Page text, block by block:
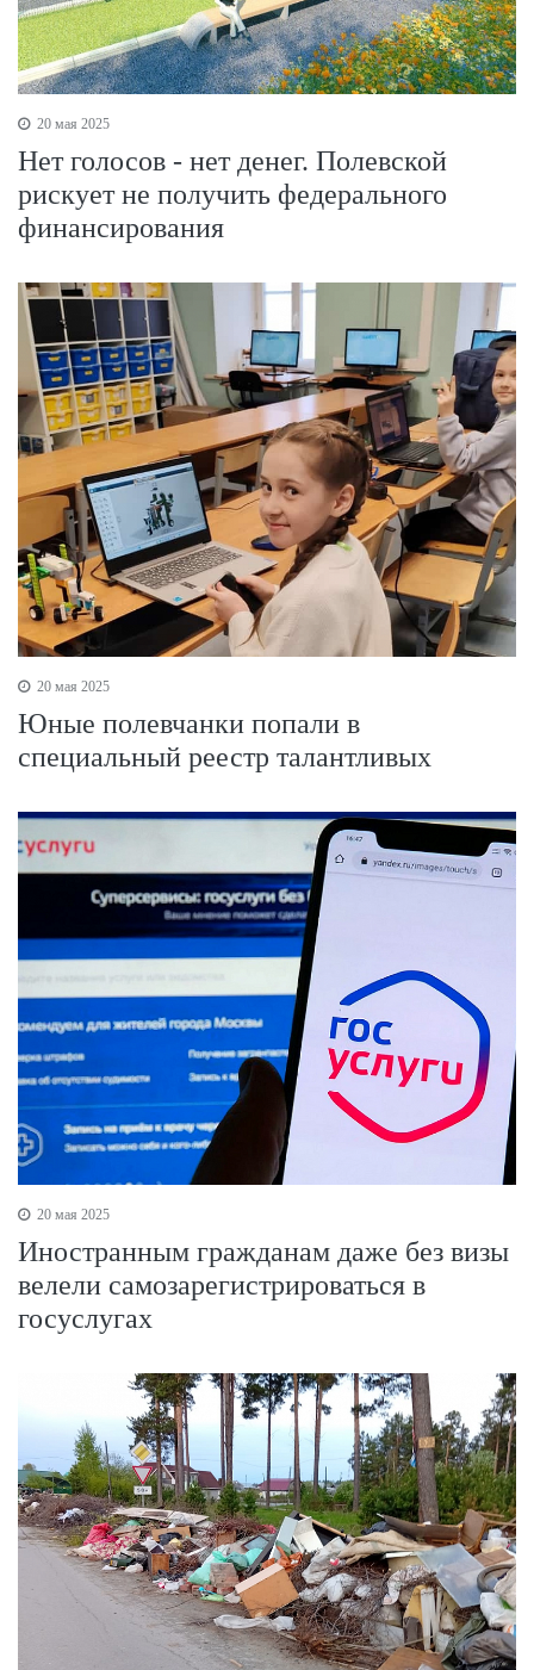
20 мая 2025
Нет голосов - нет денег. Полевской
рискует не получить федерального
финансирования
20 мая 2025
Юные полевчанки попали в
специальный реестр талантливых
20 мая 2025
Иностранным гражданам даже без визы
велели самозарегистрироваться в
госуслугах